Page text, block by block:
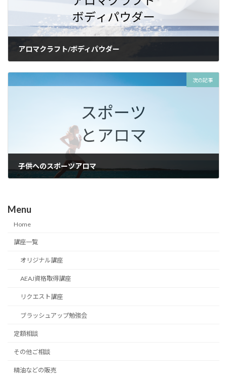
アロマクラフト/ボディパウダー
次の記事
子供へのスポーツアロマ
Menu
Home
講座一覧
オリジナル講座
AEAJ資格取得講座
リクエスト講座
ブラッシュアップ勉強会
定額相談
その他ご相談
精油などの販売